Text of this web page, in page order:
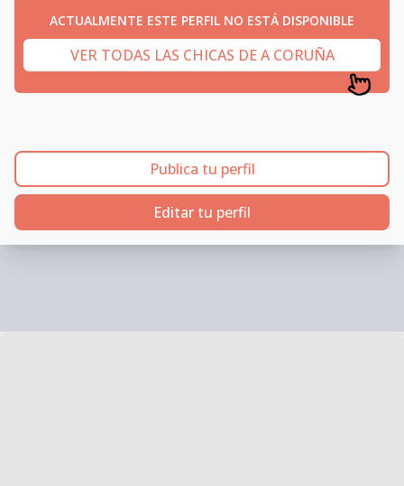
ACTUALMENTE ESTE PERFIL NO ESTÁ DISPONIBLE
VER TODAS LAS CHICAS DE A CORUÑA
Publica tu perfil
Editar tu perfil